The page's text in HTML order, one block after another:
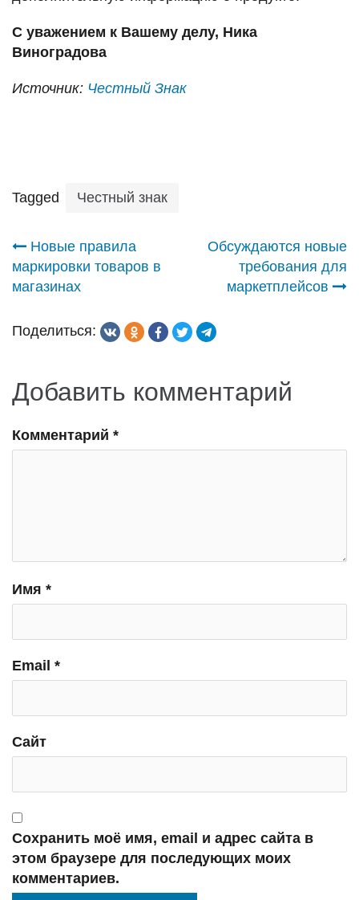
С уважением к Вашему делу, Ника
Виноградова
Источник: Честный Знак
Tagged Честный знак
Навигация
по
записям
Новые правила
маркировки товаров в
магазинах
Обсуждаются новые
требования для
маркетплейсов
Поделиться:
Добавить комментарий
Комментарий *
Имя *
Email *
Сайт
Сохранить моё имя, email и адрес сайта в
этом браузере для последующих моих
комментариев.